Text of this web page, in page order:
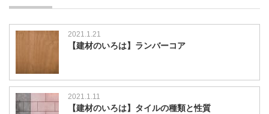
2021.1.21
【建材のいろは】ランバーコア
2021.1.11
【建材のいろは】タイルの種類と性質